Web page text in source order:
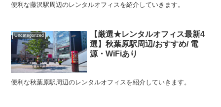
便利な藤沢駅周辺のレンタルオフィスを紹介していきます。
Uncategorized
【厳選★レンタルオフィス最新4
選】秋葉原駅周辺/おすすめ/ 電
源・WiFiあり
便利な秋葉原駅周辺のレンタルオフィスを紹介していきます。